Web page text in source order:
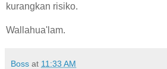
kurangkan risiko.
Wallahua'lam.
Boss at 11:33 AM